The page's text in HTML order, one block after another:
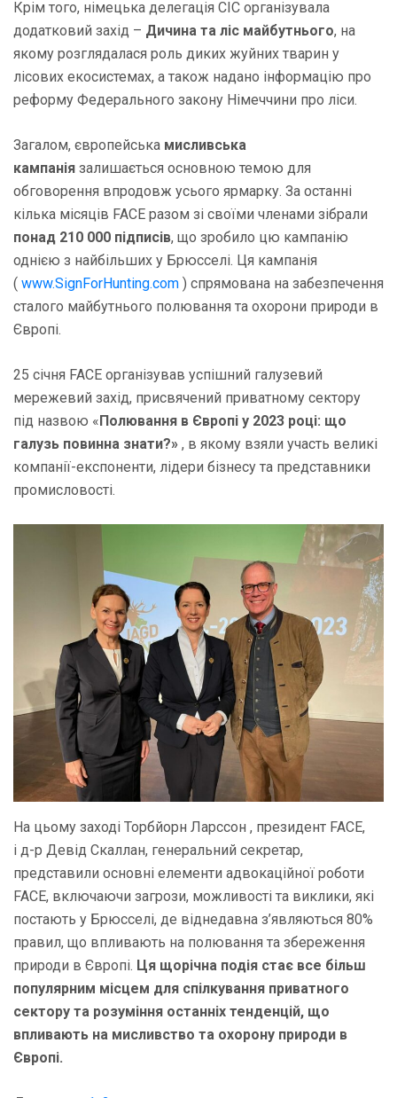
Крім того, німецька делегація CIC організувала
додатковий захід – Дичина та ліс майбутнього, на
якому розглядалася роль диких жуйних тварин у
лісових екосистемах, а також надано інформацію про
реформу Федерального закону Німеччини про ліси.
Загалом, європейська мисливська
кампанія залишається основною темою для
обговорення впродовж усього ярмарку. За останні
кілька місяців FACE разом зі своїми членами зібрали
понад 210 000 підписів, що зробило цю кампанію
однією з найбільших у Брюсселі. Ця кампанія
( www.SignForHunting.com ) спрямована на забезпечення
сталого майбутнього полювання та охорони природи в
Європі.
25 січня FACE організував успішний галузевий
мережевий захід, присвячений приватному сектору
під назвою «Полювання в Європі у 2023 році: що
галузь повинна знати?» , в якому взяли участь великі
компанії-експоненти, лідери бізнесу та представники
промисловості.
На цьому заході Торбйорн Ларссон , президент FACE,
і д-р Девід Скаллан, генеральний секретар,
представили основні елементи адвокаційної роботи
FACE, включаючи загрози, можливості та виклики, які
постають у Брюсселі, де віднедавна з’являються 80%
правил, що впливають на полювання та збереження
природи в Європі. Ця щорічна подія стає все більш
популярним місцем для спілкування приватного
сектору та розуміння останніх тенденцій, що
впливають на мисливство та охорону природи в
Європі.